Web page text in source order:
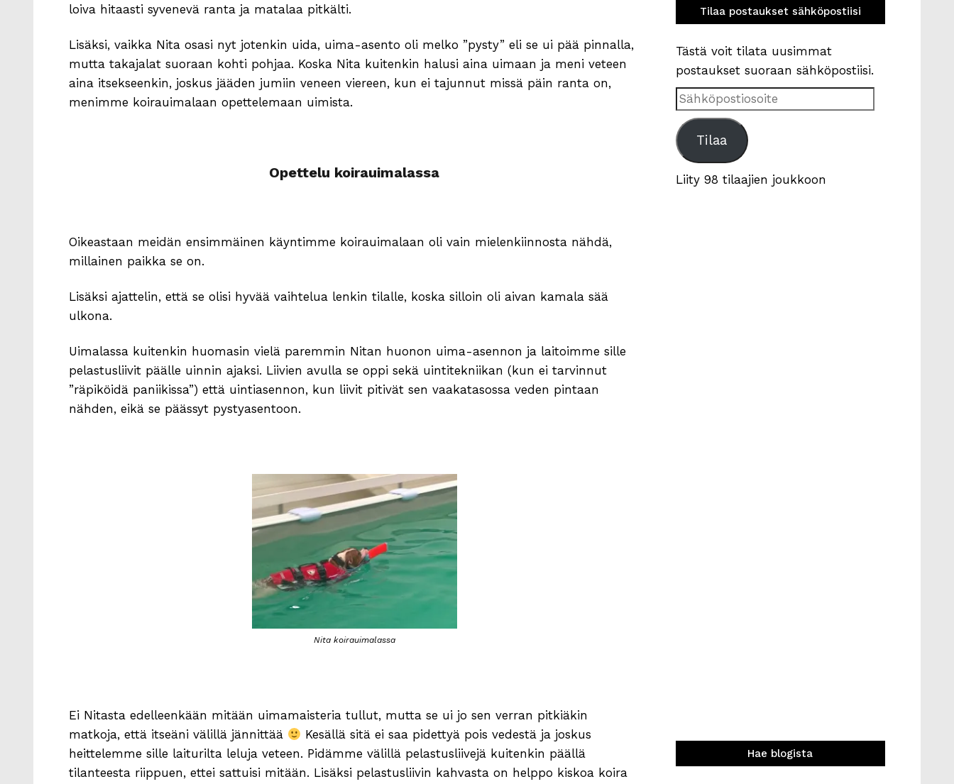
loiva hitaasti syvenevä ranta ja matalaa pitkälti.
Lisäksi, vaikka Nita osasi nyt jotenkin uida, uima-asento oli melko ”pysty” eli se ui pää pinnalla,
mutta takajalat suoraan kohti pohjaa. Koska Nita kuitenkin halusi aina uimaan ja meni veteen
aina itsekseenkin, joskus jääden jumiin veneen viereen, kun ei tajunnut missä päin ranta on,
menimme koirauimalaan opettelemaan uimista.
Opettelu koirauimalassa
Oikeastaan meidän ensimmäinen käyntimme koirauimalaan oli vain mielenkiinnosta nähdä,
millainen paikka se on.
Lisäksi ajattelin, että se olisi hyvää vaihtelua lenkin tilalle, koska silloin oli aivan kamala sää
ulkona.
Uimalassa kuitenkin huomasin vielä paremmin Nitan huonon uima-asennon ja laitoimme sille
pelastusliivit päälle uinnin ajaksi. Liivien avulla se oppi sekä uintitekniikan (kun ei tarvinnut
”räpiköidä paniikissa”) että uintiasennon, kun liivit pitivät sen vaakatasossa veden pintaan
nähden, eikä se päässyt pystyasentoon.
Nita koirauimalassa
Ei Nitasta edelleenkään mitään uimamaisteria tullut, mutta se ui jo sen verran pitkiäkin
matkoja, että itseäni välillä jännittää
Kesällä sitä ei saa pidettyä pois vedestä ja joskus
heittelemme sille laiturilta leluja veteen. Pidämme välillä pelastusliivejä kuitenkin päällä
tilanteesta riippuen, ettei sattuisi mitään. Lisäksi pelastusliivin kahvasta on helppo kiskoa koira
Tilaa postaukset sähköpostiisi
Tästä voit tilata uusimmat
postaukset suoraan sähköpostiisi.
Sähköpostiosoite
Tilaa
Liity 98 tilaajien joukkoon
Hae blogista